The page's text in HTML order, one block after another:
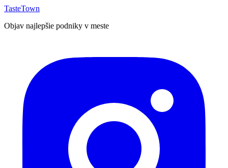
TasteTown
Objav najlepšie podniky v meste